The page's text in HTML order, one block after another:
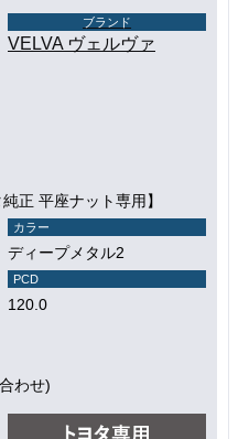
ブランド
VELVA ヴェルヴァ
正 平座ナット専用】
カラー
ディープメタル2
PCD
120.0
わせ)